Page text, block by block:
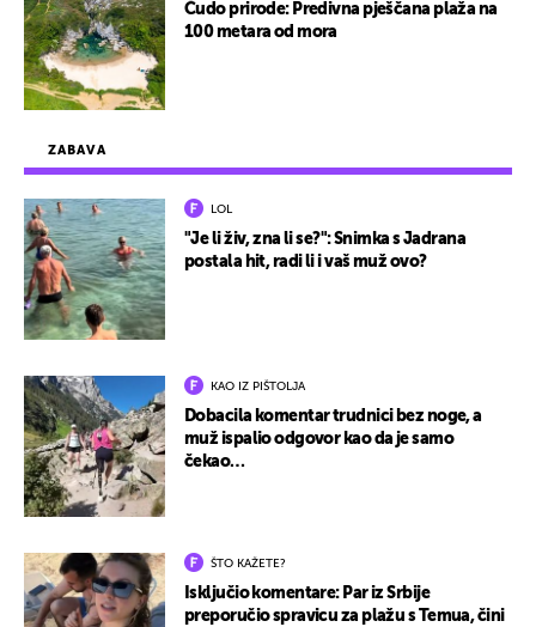
ZABAVA
LOL
"Je li živ, zna li se?": Snimka s Jadrana
postala hit, radi li i vaš muž ovo?
KAO IZ PIŠTOLJA
Dobacila komentar trudnici bez noge, a
muž ispalio odgovor kao da je samo
čekao…
ŠTO KAŽETE?
Isključio komentare: Par iz Srbije
preporučio spravicu za plažu s Temua, čini
Čudo prirode: Predivna pješčana plaža na
100 metara od mora